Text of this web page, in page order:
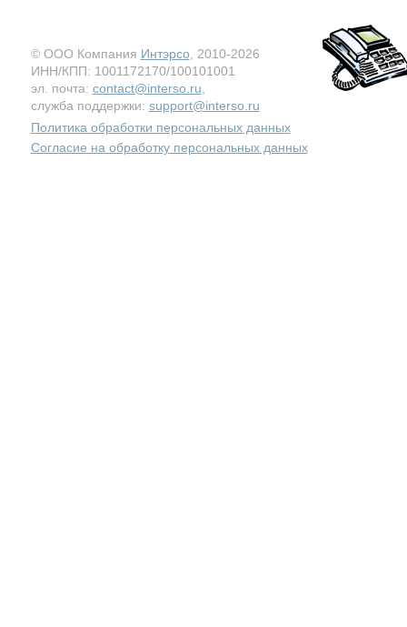
© ООО Компания Интэрсо , 2010-2026
ИНН/КПП: 1001172170/100101001
эл. почта: contact@interso.ru
служба поддержки: support@interso.ru
Политика обработки персональных данных
Согласие на обработку персональных данных